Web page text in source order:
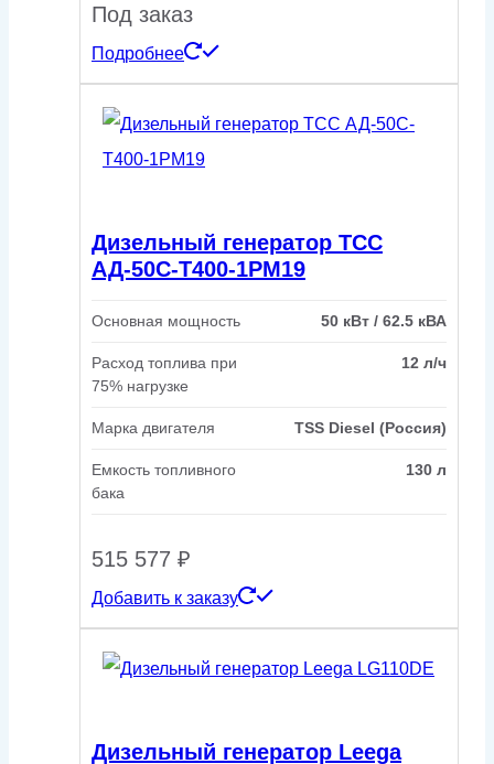
Под заказ
Подробнее
Дизельный генератор ТСС
АД-50С-Т400-1РМ19
Основная мощность 50 кВт / 62.5 кВА
Расход топлива при
75% нагрузке
12 л/ч
Марка двигателя TSS Diesel (Россия)
Емкость топливного
бака
130 л
515 577 ₽
Добавить к заказу
Дизельный генератор Leega